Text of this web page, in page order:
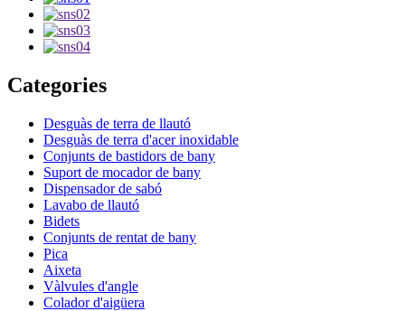
Categories
Desguàs de terra de llautó
Desguàs de terra d'acer inoxidable
Conjunts de bastidors de bany
Suport de mocador de bany
Dispensador de sabó
Lavabo de llautó
Bidets
Conjunts de rentat de bany
Pica
Aixeta
Vàlvules d'angle
Colador d'aigüera